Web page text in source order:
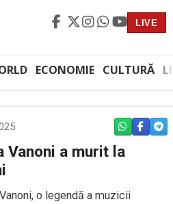
LIVE
ECONOMIE CULTURĂ
WHATSAPP
Vanoni a murit la
o legendă a muzicii